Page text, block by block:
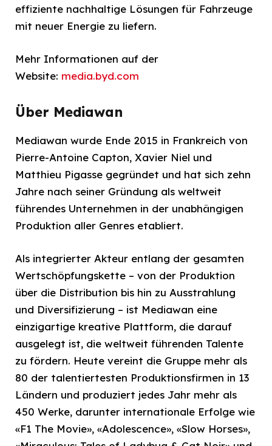
effiziente nachhaltige Lösungen für Fahrzeuge
mit neuer Energie zu liefern.
Mehr Informationen auf der
Website: media.byd.com
Über Mediawan
Mediawan wurde Ende 2015 in Frankreich von
Pierre-Antoine Capton, Xavier Niel und
Matthieu Pigasse gegründet und hat sich zehn
Jahre nach seiner Gründung als weltweit
führendes Unternehmen in der unabhängigen
Produktion aller Genres etabliert.
Als integrierter Akteur entlang der gesamten
Wertschöpfungskette – von der Produktion
über die Distribution bis hin zu Ausstrahlung
und Diversifizierung – ist Mediawan eine
einzigartige kreative Plattform, die darauf
ausgelegt ist, die weltweit führenden Talente
zu fördern. Heute vereint die Gruppe mehr als
80 der talentiertesten Produktionsfirmen in 13
Ländern und produziert jedes Jahr mehr als
450 Werke, darunter internationale Erfolge wie
«F1 The Movie», «Adolescence», «Slow Horses»,